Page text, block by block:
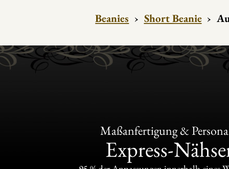
Beanies › Short Beanie ›
Maßanfertigung &
Express-